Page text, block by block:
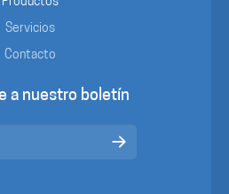
Servicios
Contacto
a nuestro boletín